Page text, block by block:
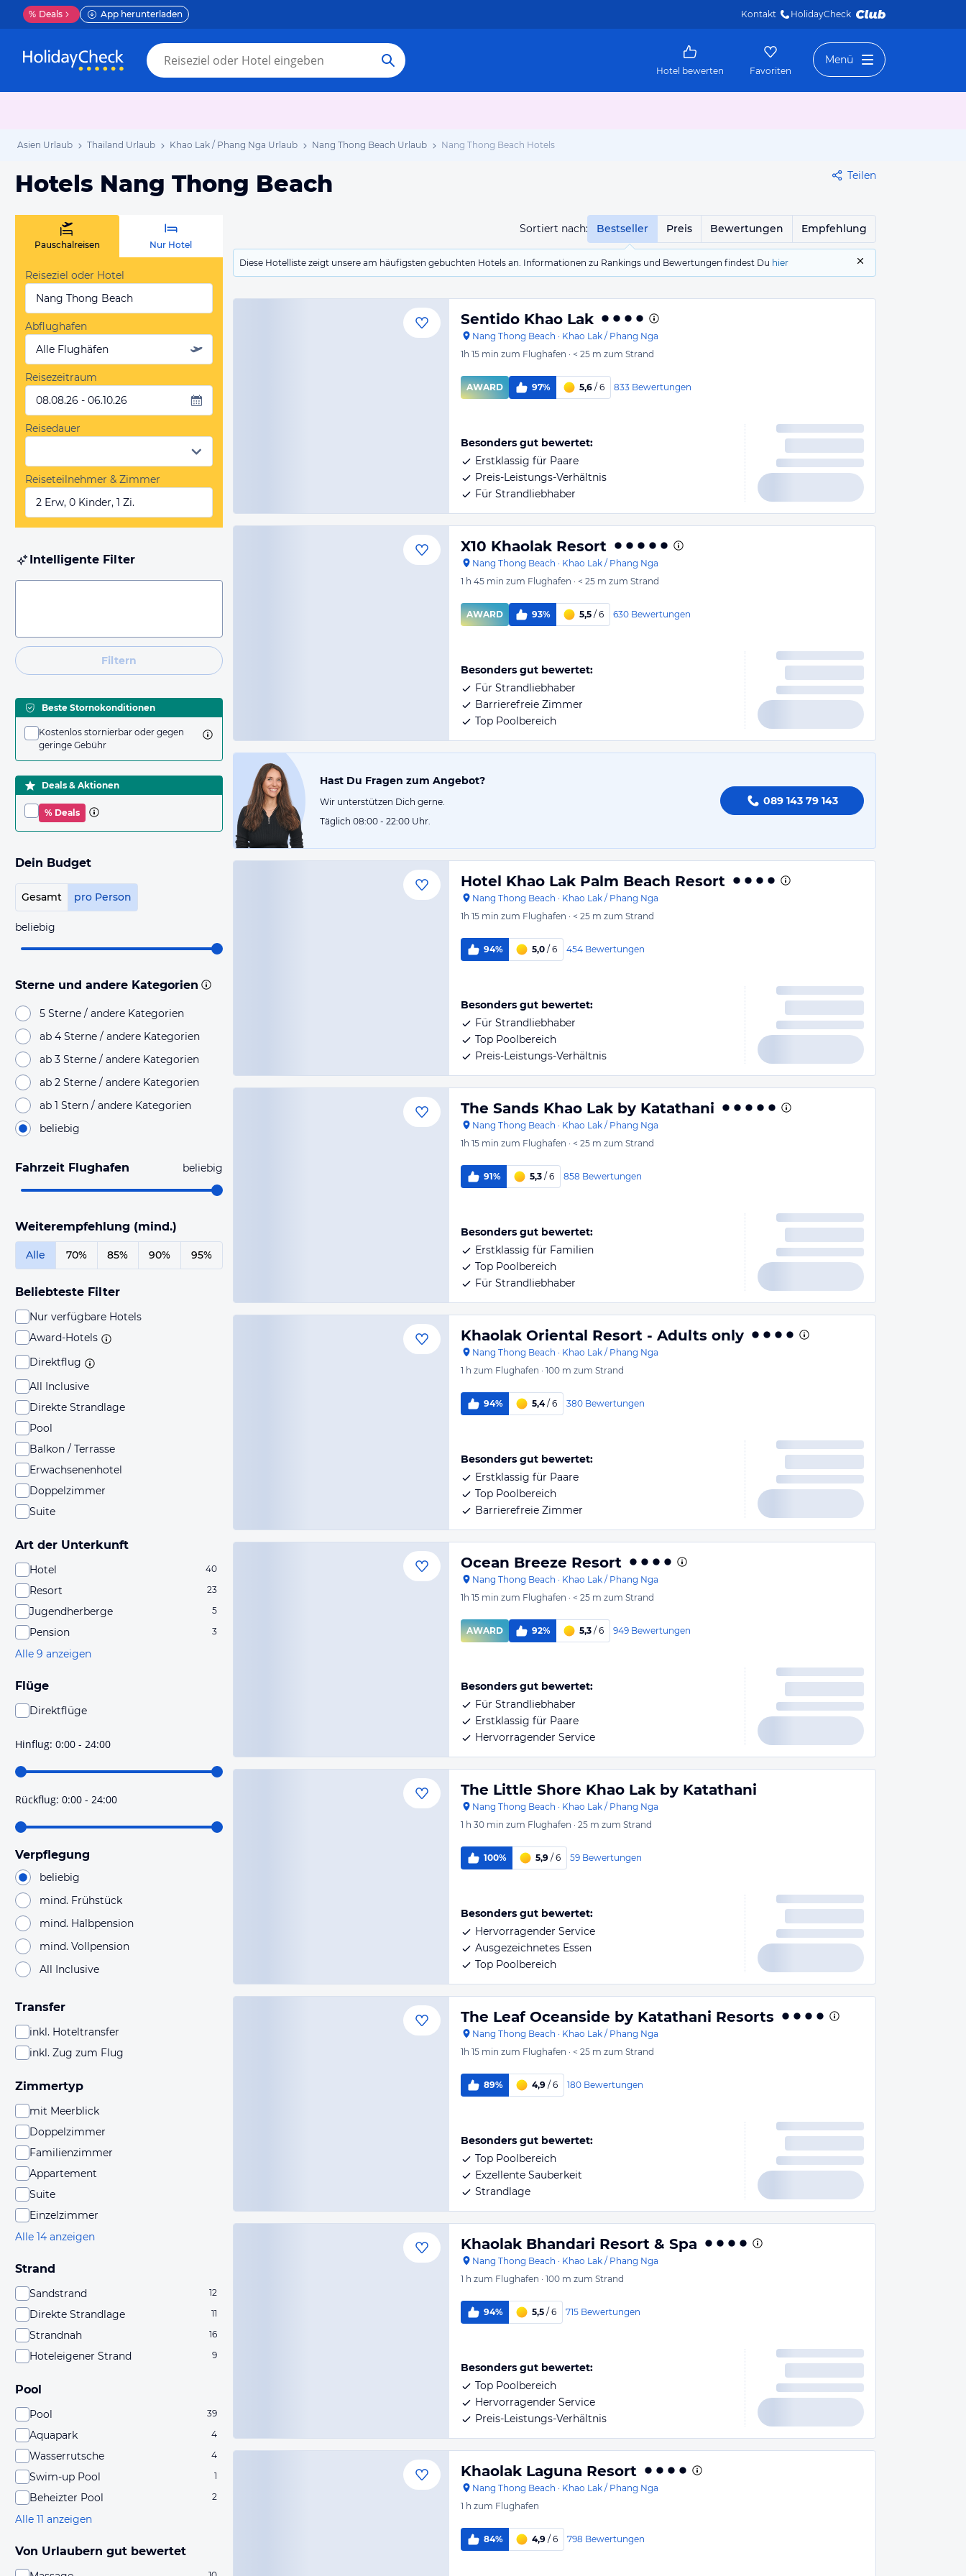
% Deals App herunterladen Kontakt HolidayCheck
Hotel bewerten Favoriten
Menü
Asien Urlaub Thailand Urlaub Khao Lak / Phang Nga Urlaub Nang Thong Beach Urlaub Nang Thong Beach Hotels
Hotels Nang Thong Beach Teilen
Sortiert nach: Bestseller Preis Bewertungen Empfehlung
Diese Hotelliste zeigt unsere am häufigsten gebuchten Hotels an. Informationen zu Rankings und Bewertungen findest Du hier
Pauschalreisen Nur Hotel
Reiseziel oder Hotel
Nang Thong Beach
Abflughafen
Alle Flughäfen
Reisezeitraum
08.08.26 - 06.10.26
Reisedauer
Reiseteilnehmer & Zimmer
2 Erw, 0 Kinder, 1 Zi.
Intelligente Filter
Filtern
Beste Stornokonditionen
Kostenlos stornierbar oder gegen
geringe Gebühr
Deals & Aktionen
% Deals
Dein Budget
Gesamt pro Person
beliebig
Sterne und andere Kategorien
5 Sterne / andere Kategorien
ab 4 Sterne / andere Kategorien
ab 3 Sterne / andere Kategorien
ab 2 Sterne / andere Kategorien
ab 1 Stern / andere Kategorien
beliebig
Fahrzeit Flughafen beliebig
Weiterempfehlung (mind.)
Alle 70% 85% 90% 95%
Beliebteste Filter
Nur verfügbare Hotels
Award-Hotels
Direktflug
All Inclusive
Direkte Strandlage
Pool
Balkon / Terrasse
Erwachsenenhotel
Doppelzimmer
Suite
Art der Unterkunft
Hotel 40
Resort 23
Jugendherberge 5
Pension 3
Alle 9 anzeigen
Flüge
Direktflüge
hoher Wahrscheinlichkeit Direktflüge sind. Bitte
prüfe vor der Buchung noch einmal die Flugdetails.
Hinflug: 0:00 - 24:00
Rückflug: 0:00 - 24:00
Verpflegung
beliebig
mind. Frühstück
mind. Halbpension
mind. Vollpension
All Inclusive
Transfer
inkl. Hoteltransfer
inkl. Zug zum Flug
Zimmertyp
mit Meerblick
Doppelzimmer
Familienzimmer
Appartement
Suite
Einzelzimmer
Alle 14 anzeigen
Strand
Sandstrand 12
Direkte Strandlage 11
Strandnah 16
Hoteleigener Strand 9
Pool
Pool 39
Aquapark 4
Wasserrutsche 4
Swim-up Pool 1
Beheizter Pool 2
Alle 11 anzeigen
Von Urlaubern gut bewertet
Sentido Khao Lak
Nang Thong Beach · Khao Lak / Phang Nga
1h 15 min zum Flughafen · < 25 m zum Strand
AWARD 97% 5,6 / 6 833 Bewertungen
Besonders gut bewertet:
Erstklassig für Paare
Preis-Leistungs-Verhältnis
Für Strandliebhaber
X10 Khaolak Resort
Nang Thong Beach · Khao Lak / Phang Nga
1 h 45 min zum Flughafen · < 25 m zum Strand
AWARD 93% 5,5 / 6 630 Bewertungen
Besonders gut bewertet:
Für Strandliebhaber
Barrierefreie Zimmer
Top Poolbereich
Hast Du Fragen zum Angebot?
Wir unterstützen Dich gerne.
Täglich 08:00 - 22:00 Uhr.
089 143 79 143
Hotel Khao Lak Palm Beach Resort
Nang Thong Beach · Khao Lak / Phang Nga
1h 15 min zum Flughafen · < 25 m zum Strand
94% 5,0 / 6 454 Bewertungen
Besonders gut bewertet:
Für Strandliebhaber
Top Poolbereich
Preis-Leistungs-Verhältnis
The Sands Khao Lak by Katathani
Nang Thong Beach · Khao Lak / Phang Nga
1h 15 min zum Flughafen · < 25 m zum Strand
91% 5,3 / 6 858 Bewertungen
Besonders gut bewertet:
Erstklassig für Familien
Top Poolbereich
Für Strandliebhaber
Khaolak Oriental Resort - Adults only
Nang Thong Beach · Khao Lak / Phang Nga
1 h zum Flughafen · 100 m zum Strand
94% 5,4/ 6 380 Bewertungen
Besonders gut bewertet:
Erstklassig für Paare
Top Poolbereich
Barrierefreie Zimmer
Ocean Breeze Resort
Nang Thong Beach · Khao Lak / Phang Nga
1h 15 min zum Flughafen · < 25 m zum Strand
AWARD 92% 5,3 / 6 949 Bewertungen
Besonders gut bewertet:
Für Strandliebhaber
Erstklassig für Paare
Hervorragender Service
The Little Shore Khao Lak by Katathani
Nang Thong Beach · Khao Lak / Phang Nga
1 h 30 min zum Flughafen · 25 m zum Strand
100% 5,9 / 6 59 Bewertungen
Besonders gut bewertet:
Hervorragender Service
Ausgezeichnetes Essen
Top Poolbereich
The Leaf Oceanside by Katathani Resorts
Nang Thong Beach · Khao Lak / Phang Nga
1h 15 min zum Flughafen · < 25 m zum Strand
89% 4,9 / 6 180 Bewertungen
Besonders gut bewertet:
Top Poolbereich
Exzellente Sauberkeit
Strandlage
Khaolak Bhandari Resort & Spa
Nang Thong Beach · Khao Lak / Phang Nga
1 h zum Flughafen · 100 m zum Strand
94% 5,5 / 6 715 Bewertungen
Besonders gut bewertet:
Top Poolbereich
Hervorragender Service
Preis-Leistungs-Verhältnis
Khaolak Laguna Resort
Nang Thong Beach · Khao Lak / Phang Nga
1 h zum Flughafen
84% 4,9 / 6 798 Bewertungen